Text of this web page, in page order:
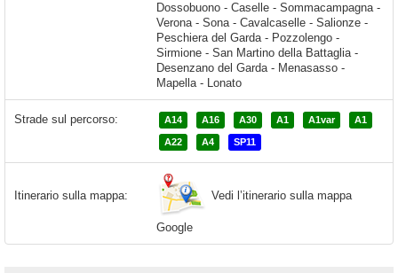
Strade sul percorso: A14 A16 A30 A1 A1var A1
A22 A4 SP11
Itinerario sulla mappa: Vedi l’itinerario sulla mappa
Google